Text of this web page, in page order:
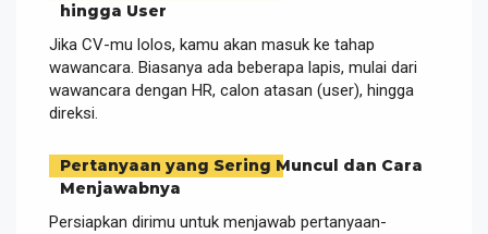
hingga User
Jika CV-mu lolos, kamu akan masuk ke tahap
wawancara. Biasanya ada beberapa lapis, mulai dari
wawancara dengan HR, calon atasan (user), hingga
direksi.
Pertanyaan yang Sering Muncul dan Cara
Menjawabnya
Persiapkan dirimu untuk menjawab pertanyaan-